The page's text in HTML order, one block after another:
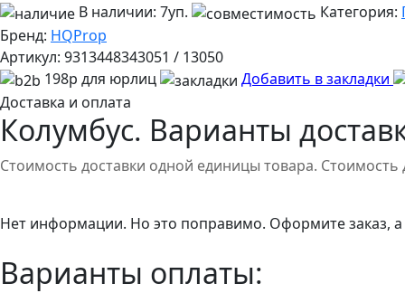
В наличии: 7уп. Категория:
Бренд: HQProp
Артикул: 9313448343051 / 13050
198р для юрлиц
Добавить в закладки
Доставка и оплата
Колумбус. Варианты
Стоимость доставки одной единицы товара.
Нет информации. Но это поправимо. Оформите заказ,
Варианты оплаты: